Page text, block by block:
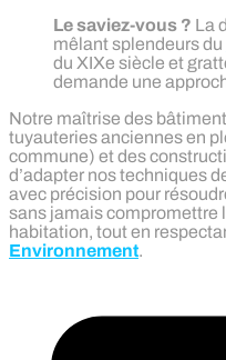
Le saviez-vous ? La
mêlant splendeurs du
du XIXe siècle et
demande une
Notre maîtrise des
tuyauteries anciennes en
commune) et des
d’adapter nos techniques
avec précision pour
sans jamais compromettre
habitation, tout en
Environnement.